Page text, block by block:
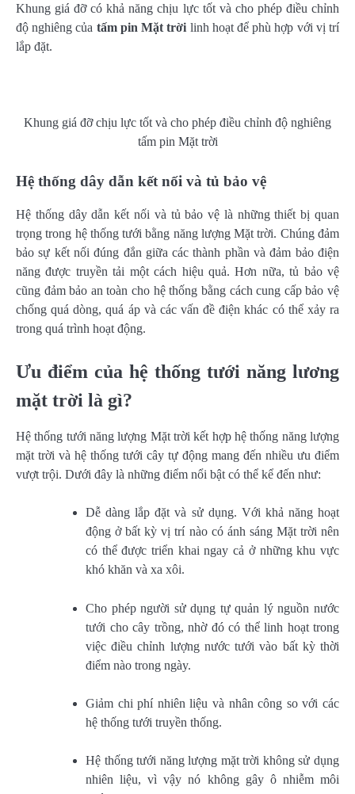
Khung giá đỡ có khả năng chịu lực tốt và cho phép điều chỉnh
độ nghiêng của tấm pin Mặt trời linh hoạt để phù hợp với vị trí
lắp đặt.
Khung giá đỡ chịu lực tốt và cho phép điều chỉnh độ nghiêng
tấm pin Mặt trời
Hệ thống dây dẫn kết nối và tủ bảo vệ
Hệ thống dây dẫn kết nối và tủ bảo vệ là những thiết bị quan
trọng trong hệ thống tưới bằng năng lượng Mặt trời. Chúng đảm
bảo sự kết nối đúng đắn giữa các thành phần và đảm bảo điện
năng được truyền tải một cách hiệu quả. Hơn nữa, tủ bảo vệ
cũng đảm bảo an toàn cho hệ thống bằng cách cung cấp bảo vệ
chống quá dòng, quá áp và các vấn đề điện khác có thể xảy ra
trong quá trình hoạt động.
Ưu điểm của hệ thống tưới năng lương
mặt trời là gì?
Hệ thống tưới năng lượng Mặt trời kết hợp hệ thống năng lượng
mặt trời và hệ thống tưới cây tự động mang đến nhiều ưu điểm
vượt trội. Dưới đây là những điểm nổi bật có thể kể đến như:
Dễ dàng lắp đặt và sử dụng. Với khả năng hoạt
động ở bất kỳ vị trí nào có ánh sáng Mặt trời nên
có thể được triển khai ngay cả ở những khu vực
khó khăn và xa xôi.
Cho phép người sử dụng tự quản lý nguồn nước
tưới cho cây trồng, nhờ đó có thể linh hoạt trong
việc điều chỉnh lượng nước tưới vào bất kỳ thời
điểm nào trong ngày.
Giảm chi phí nhiên liệu và nhân công so với các
hệ thống tưới truyền thống.
Hệ thống tưới năng lượng mặt trời không sử dụng
nhiên liệu, vì vậy nó không gây ô nhiễm môi